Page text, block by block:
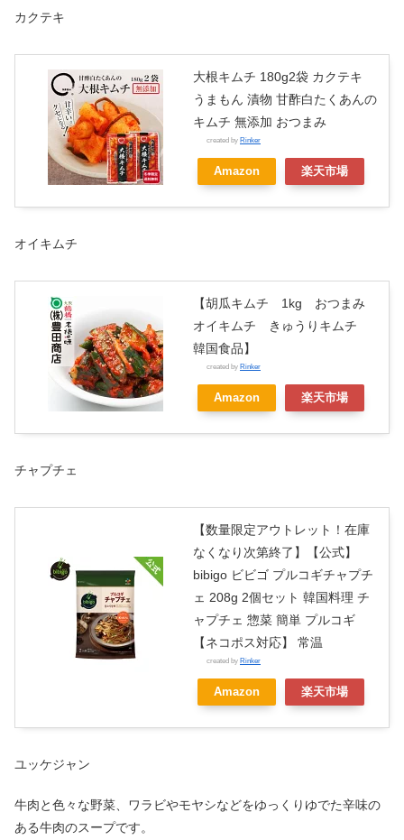
カクテキ
大根キムチ 180g2袋 カクテキ
うまもん 漬物 甘酢白たくあんの
キムチ 無添加 おつまみ
created by Rinker
Amazon 楽天市場
オイキムチ
【胡瓜キムチ 1kg おつまみ
オイキムチ きゅうりキムチ
韓国食品】
created by Rinker
Amazon 楽天市場
チャプチェ
【数量限定アウトレット！在庫
なくなり次第終了】【公式】
bibigo ビビゴ プルコギチャプチ
ェ 208g 2個セット 韓国料理 チ
ャプチェ 惣菜 簡単 プルコギ
【ネコポス対応】 常温
created by Rinker
Amazon 楽天市場
ユッケジャン
牛肉と色々な野菜、ワラビやモヤシなどをゆっくりゆでた辛味の
ある牛肉のスープです。